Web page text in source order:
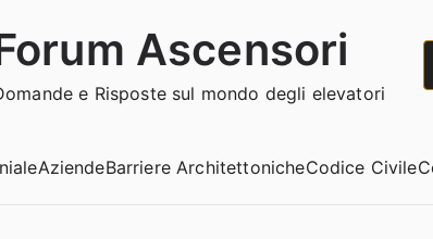
Ascensori
e Risposte sul mondo degli elevatori
AziendeBarriere ArchitettonicheCodice Civile